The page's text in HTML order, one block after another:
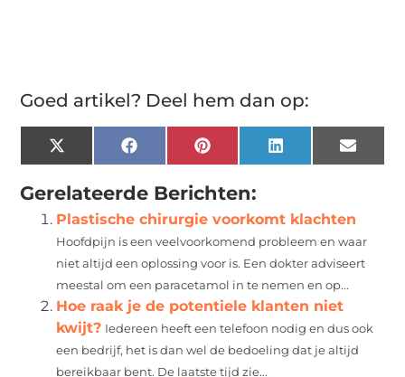
Goed artikel? Deel hem dan op:
X
(Twitter)
FacebookPinterest LinkedIn Email
Gerelateerde Berichten:
Plastische chirurgie voorkomt klachten
Hoofdpijn is een veelvoorkomend probleem en waar
niet altijd een oplossing voor is. Een dokter adviseert
meestal om een paracetamol in te nemen en op...
Hoe raak je de potentiele klanten niet
kwijt? Iedereen heeft een telefoon nodig en dus ook
een bedrijf, het is dan wel de bedoeling dat je altijd
bereikbaar bent. De laatste tijd zie...